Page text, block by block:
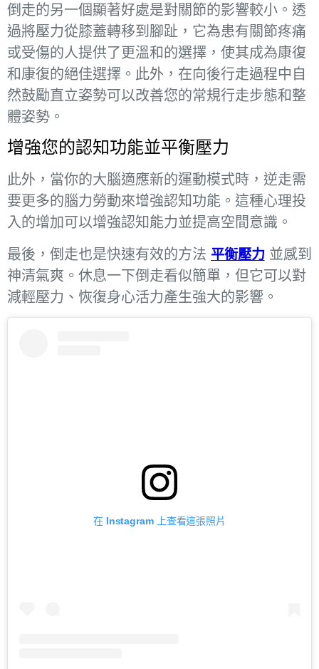
倒走的另一個顯著好處是對關節的影響較小。透
過將壓力從膝蓋轉移到腳趾，它為患有關節疼痛
或受傷的人提供了更溫和的選擇，使其成為康復
和康復的絕佳選擇。此外，在向後行走過程中自
然鼓勵直立姿勢可以改善您的常規行走步態和整
體姿勢。
增強您的認知功能並平衡壓力
此外，當你的大腦適應新的運動模式時，逆走需
要更多的腦力勞動來增強認知功能。這種心理投
入的增加可以增強認知能力並提高空間意識。
最後，倒走也是快速有效的方法 平衡壓力並感到
神清氣爽。休息一下倒走看似簡單，但它可以對
減輕壓力、恢復身心活力產生強大的影響。
在 Instagram 上查看這張照片